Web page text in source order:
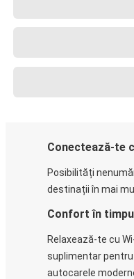
Conectează-te
Posibilități
destinații în mai
Confort în
Relaxează-te cu
suplimentar
autocarele